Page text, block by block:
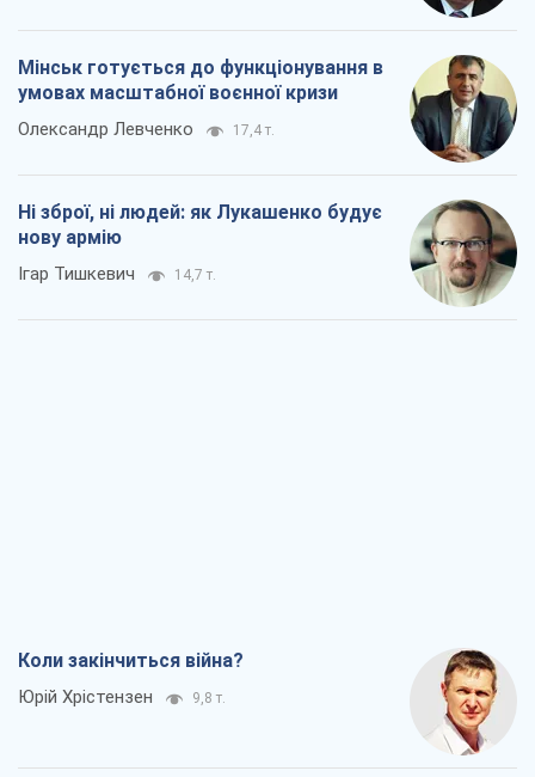
Мінськ готується до функціонування в
умовах масштабної воєнної кризи
Олександр Левченко 17,4 т.
Ні зброї, ні людей: як Лукашенко будує
нову армію
Ігар Тишкевич 14,7 т.
Коли закінчиться війна?
Юрій Хрістензен 9,8 т.